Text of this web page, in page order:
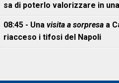
sa di poterlo valorizzare in
08:45 - Una visita a sorpresa a
riacceso i tifosi del Napoli